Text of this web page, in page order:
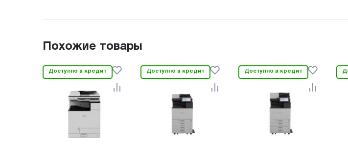
Похожие товары
Доступно в кредит Доступно в кредит Доступно в кредит